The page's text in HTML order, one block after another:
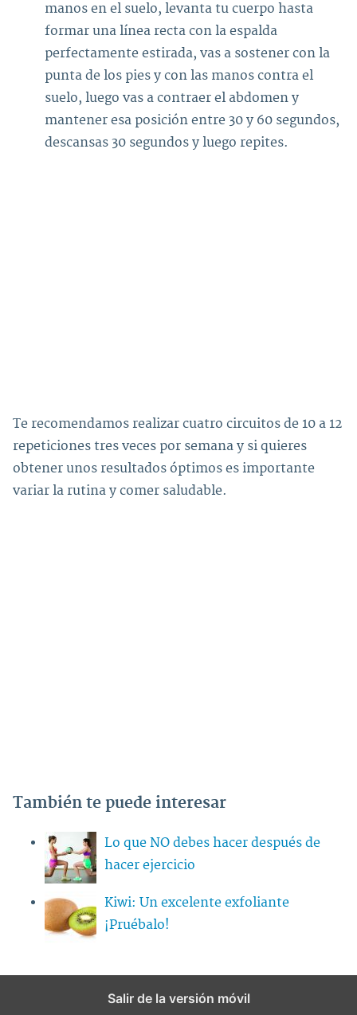
manos en el suelo, levanta tu cuerpo hasta
formar una línea recta con la espalda
perfectamente estirada, vas a sostener con la
punta de los pies y con las manos contra el
suelo, luego vas a contraer el abdomen y
mantener esa posición entre 30 y 60 segundos,
descansas 30 segundos y luego repites.
Te recomendamos realizar cuatro circuitos de 10 a 12
repeticiones tres veces por semana y si quieres
obtener unos resultados óptimos es importante
variar la rutina y comer saludable.
También te puede interesar
Lo que NO debes hacer después de
hacer ejercicio
Kiwi: Un excelente exfoliante
¡Pruébalo!
Salir de la versión móvil